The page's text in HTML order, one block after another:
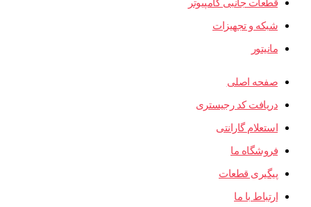
شبکه و تجهیزات
مانیتور
صفحه اصلی
دریافت کد رجیستری
استعلام گارانتی
فروشگاه ما
پیگیری قطعات
ارتباط با ما